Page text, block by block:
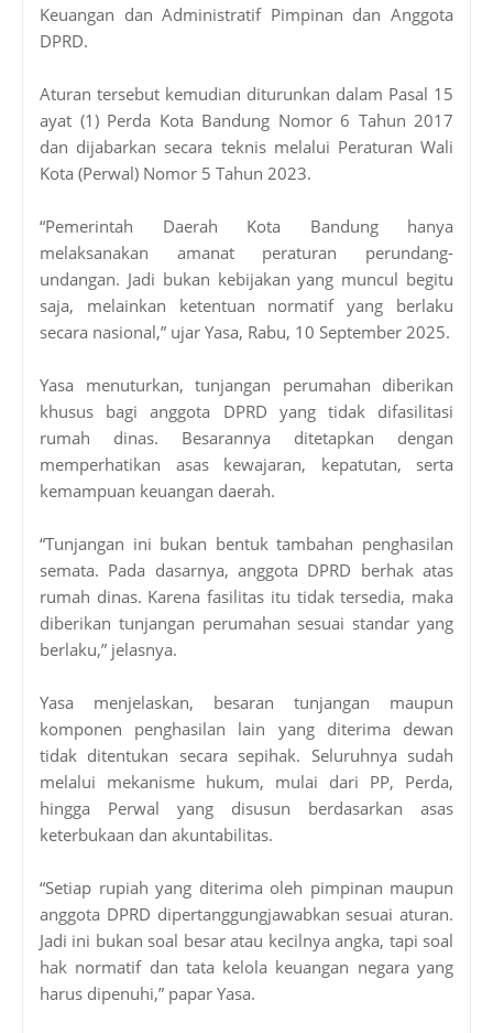
Keuangan dan Administratif Pimpinan dan Anggota
DPRD.
Aturan tersebut kemudian diturunkan dalam Pasal 15
ayat (1) Perda Kota Bandung Nomor 6 Tahun 2017
dan dijabarkan secara teknis melalui Peraturan Wali
Kota (Perwal) Nomor 5 Tahun 2023.
“Pemerintah Daerah Kota Bandung hanya
melaksanakan amanat peraturan perundang-
undangan. Jadi bukan kebijakan yang muncul begitu
saja, melainkan ketentuan normatif yang berlaku
secara nasional,” ujar Yasa, Rabu, 10 September 2025.
Yasa menuturkan, tunjangan perumahan diberikan
khusus bagi anggota DPRD yang tidak difasilitasi
rumah dinas. Besarannya ditetapkan dengan
memperhatikan asas kewajaran, kepatutan, serta
kemampuan keuangan daerah.
“Tunjangan ini bukan bentuk tambahan penghasilan
semata. Pada dasarnya, anggota DPRD berhak atas
rumah dinas. Karena fasilitas itu tidak tersedia, maka
diberikan tunjangan perumahan sesuai standar yang
berlaku,” jelasnya.
Yasa menjelaskan, besaran tunjangan maupun
komponen penghasilan lain yang diterima dewan
tidak ditentukan secara sepihak. Seluruhnya sudah
melalui mekanisme hukum, mulai dari PP, Perda,
hingga Perwal yang disusun berdasarkan asas
keterbukaan dan akuntabilitas.
“Setiap rupiah yang diterima oleh pimpinan maupun
anggota DPRD dipertanggungjawabkan sesuai aturan.
Jadi ini bukan soal besar atau kecilnya angka, tapi soal
hak normatif dan tata kelola keuangan negara yang
harus dipenuhi,” papar Yasa.